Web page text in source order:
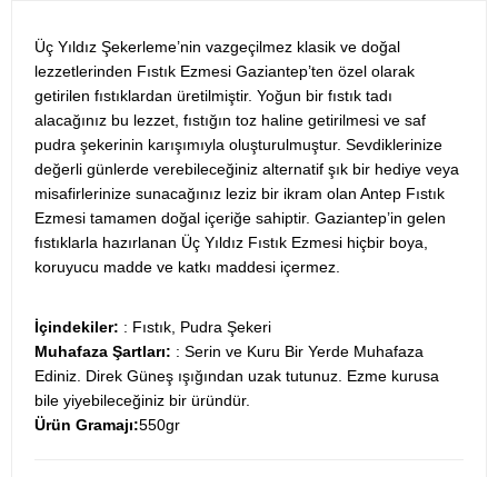
Üç Yıldız Şekerleme’nin vazgeçilmez klasik ve doğal
lezzetlerinden Fıstık Ezmesi Gaziantep’ten özel olarak
getirilen fıstıklardan üretilmiştir. Yoğun bir fıstık tadı
alacağınız bu lezzet, fıstığın toz haline getirilmesi ve saf
pudra şekerinin karışımıyla oluşturulmuştur. Sevdiklerinize
değerli günlerde verebileceğiniz alternatif şık bir hediye veya
misafirlerinize sunacağınız leziz bir ikram olan Antep Fıstık
Ezmesi tamamen doğal içeriğe sahiptir. Gaziantep’in gelen
fıstıklarla hazırlanan Üç Yıldız Fıstık Ezmesi hiçbir boya,
koruyucu madde ve katkı maddesi içermez.
İçindekiler: : Fıstık, Pudra Şekeri
Muhafaza Şartları: : Serin ve Kuru Bir Yerde Muhafaza
Ediniz. Direk Güneş ışığından uzak tutunuz. Ezme kurusa
bile yiyebileceğiniz bir üründür.
Ürün Gramajı:550gr